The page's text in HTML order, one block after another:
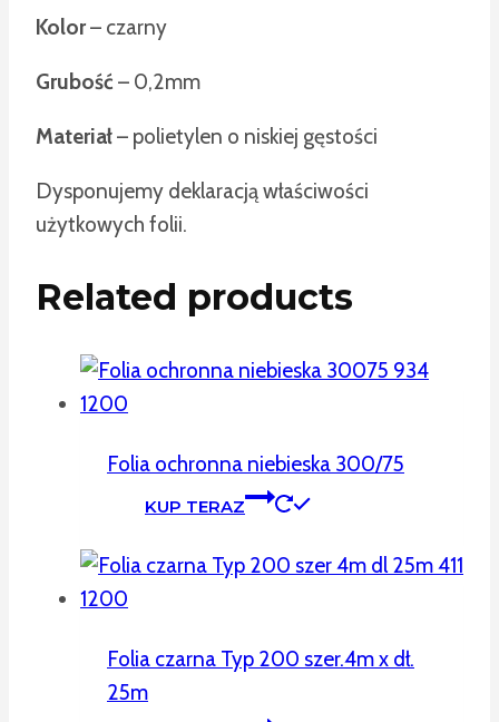
Kolor– czarny
Grubość – 0,2mm
Materiał– polietylen o niskiej gęstości
Dysponujemy deklaracją właściwości
użytkowych folii.
Related products
Folia ochronna niebieska 300/75
KUP TERAZ
Folia czarna Typ 200 szer.4m x dł.
25m